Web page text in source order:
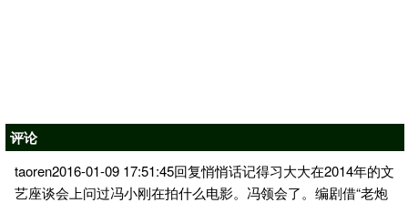
评论
taoren2016-01-09 17:51:45回复悄悄话记得习大大在2014年的文
艺座谈会上问过冯小刚在拍什么电影。冯领会了。编剧借“老炮